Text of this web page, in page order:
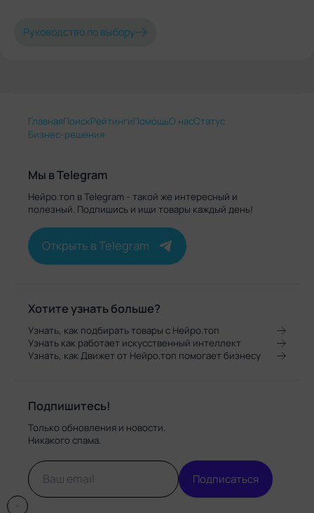
Руководство по выбору
ГлавнаяПоискРейтингиПомощьО насСтатус
Бизнес-решения
Мы в Telegram
Нейро.топ в Telegram - такой же интересный и
полезный. Подпишись и ищи товары каждый день!
Открыть в Telegram
Хотите узнать больше?
Узнать, как подбирать товары с Нейро.топ
Узнать как работает искусственный интеллект
Узнать, как Движет от Нейро.топ помогает бизнесу
Подпишитесь!
Только обновления и новости.
Никакого спама.
Подписаться